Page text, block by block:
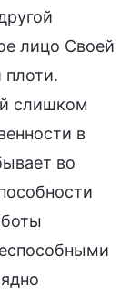
лицо Своей
плоти.
слишком
в
во